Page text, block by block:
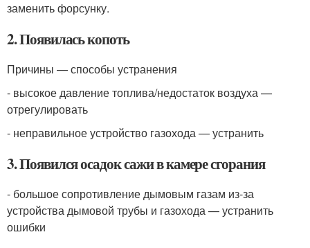
заменить форсунку.
2. Появилась копоть
Причины — способы устранения
- высокое давление топлива/недостаток воздуха —
отрегулировать
- неправильное устройство газохода — устранить
3. Появился осадок сажи в камере сгорания
- большое сопротивление дымовым газам из-за
устройства дымовой трубы и газохода — устранить
ошибки